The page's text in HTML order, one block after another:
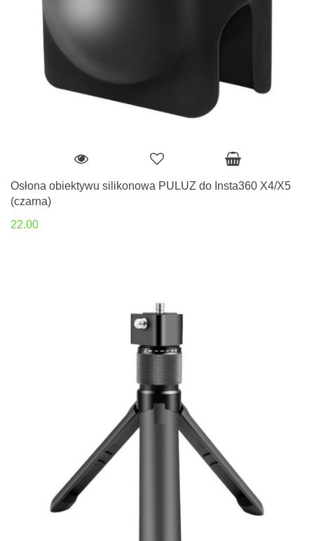
Osłona obiektywu silikonowa PULUZ do Insta360 X4/X5
(czarna)
22.00